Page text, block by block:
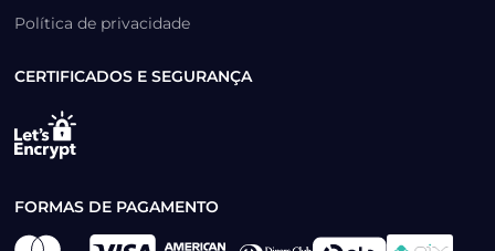
Política de privacidade
CERTIFICADOS E SEGURANÇA
FORMAS DE PAGAMENTO